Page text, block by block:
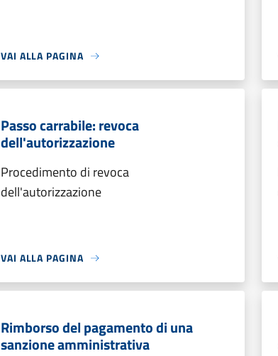
VAI ALLA PAGINA
Passo carrabile: revoca
dell'autorizzazione
Procedimento di revoca
dell'autorizzazione
VAI ALLA PAGINA
Rimborso del pagamento di una
sanzione amministrativa